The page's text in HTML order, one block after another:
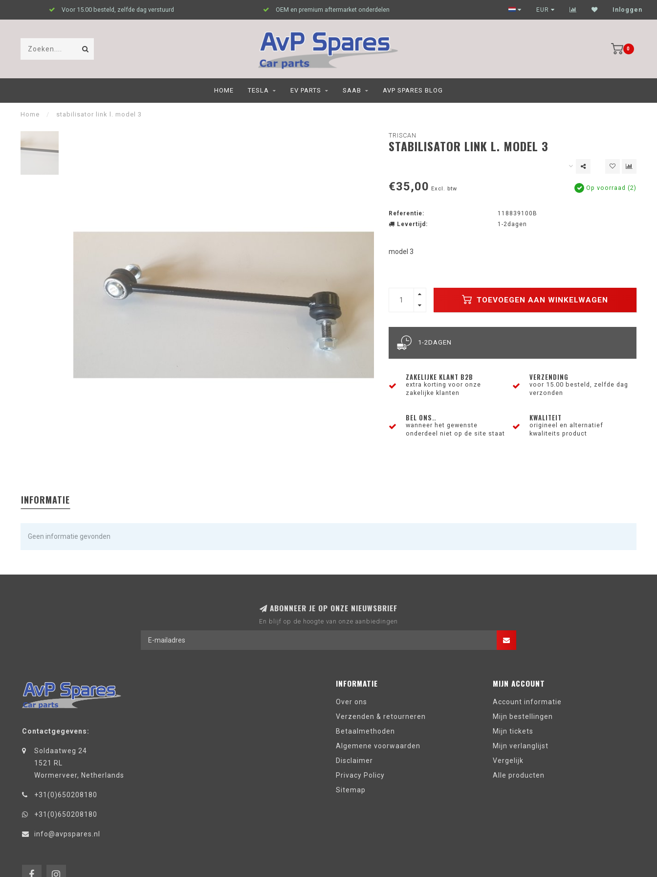
Voor 15.00 besteld, zelfde dag verstuurd OEM en premium aftermarket onderdelen Garagehouders nog scherpere prijzen
EUR Inloggen
0
HOME TESLA EV PARTS SAAB AVP SPARES BLOG
Home / stabilisator link l. model 3
TRISCAN
STABILISATOR LINK L. MODEL 3
€35,00 Excl. btw Op voorraad (2)
Referentie:
118839100B
Levertijd:
1-2dagen
model 3
TOEVOEGEN AAN WINKELWAGEN
1-2DAGEN
ZAKELIJKE KLANT B2B
extra korting voor onze
zakelijke klanten
VERZENDING
voor 15.00 besteld, zelfde dag
verzonden
BEL ONS..
wanneer het gewenste
onderdeel niet op de site staat
KWALITEIT
origineel en alternatief
kwaliteits product
INFORMATIE
Geen informatie gevonden
ABONNEER JE OP ONZE NIEUWSBRIEF
En blijf op de hoogte van onze aanbiedingen
Contactgegevens:
Soldaatweg 24
1521 RL
Wormerveer, Netherlands
+31(0)650208180
+31(0)650208180
info@avpspares.nl
INFORMATIE
Over ons
Verzenden & retourneren
Betaalmethoden
Algemene voorwaarden
Disclaimer
Privacy Policy
Sitemap
MIJN ACCOUNT
Account informatie
Mijn bestellingen
Mijn tickets
Mijn verlanglijst
Vergelijk
Alle producten